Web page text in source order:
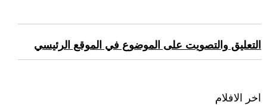
التعليق والتصويت على الموضوع في الموقع الرئيسي
اخر الافلام